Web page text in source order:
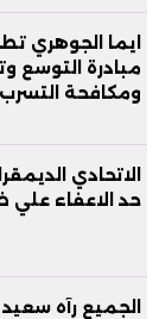
ايما الجوهري
مبادرة التوسع
ومكافحة
الاتحادي
حد الاعفاء علي
الجميع رآه